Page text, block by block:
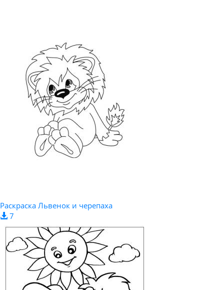
Раскраска Львенок и черепаха
7